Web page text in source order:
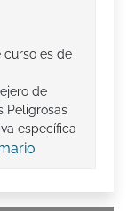
curso es de
de
Peligrosas
específica